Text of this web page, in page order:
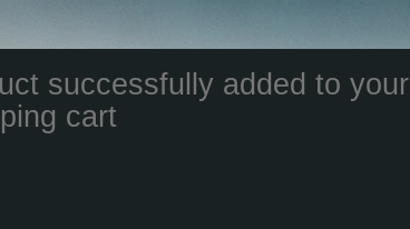
successfully added to your
cart